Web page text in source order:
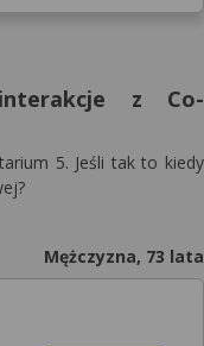
z Co-
5. Jeśli tak to kiedy
Mężczyzna, 73 lata